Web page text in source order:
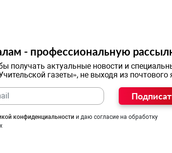
- профессиональную
получать актуальные новости и
газеты», не выходя из почтового
конфиденциальности и даю согласие на обработку